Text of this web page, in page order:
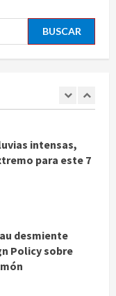
intensas,
para este 7
desmiente
Policy sobre